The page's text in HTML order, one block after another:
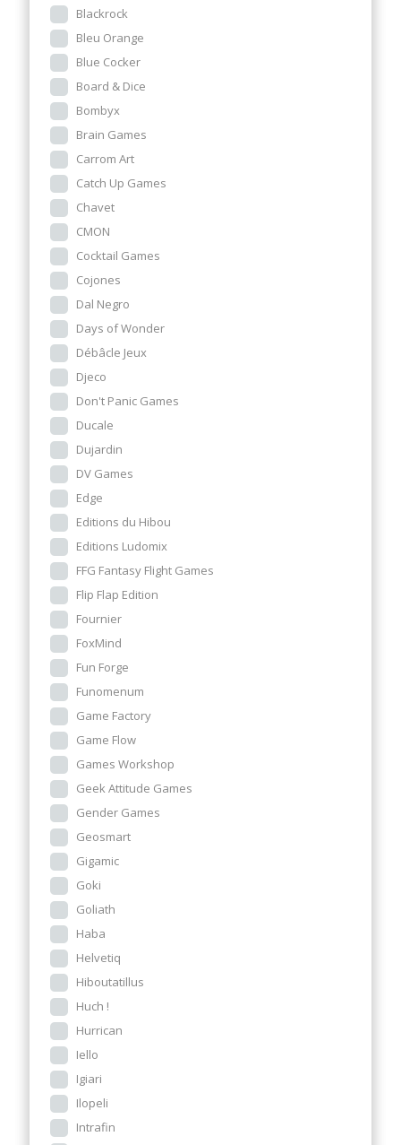
Blackrock
Bleu Orange
Blue Cocker
Board & Dice
Bombyx
Brain Games
Carrom Art
Catch Up Games
Chavet
CMON
Cocktail Games
Cojones
Dal Negro
Days of Wonder
Débâcle Jeux
Djeco
Don't Panic Games
Ducale
Dujardin
DV Games
Edge
Editions du Hibou
Editions Ludomix
FFG Fantasy Flight Games
Flip Flap Edition
Fournier
FoxMind
Fun Forge
Funomenum
Game Factory
Game Flow
Games Workshop
Geek Attitude Games
Gender Games
Geosmart
Gigamic
Goki
Goliath
Haba
Helvetiq
Hiboutatillus
Huch !
Hurrican
Iello
Igiari
Ilopeli
Intrafin